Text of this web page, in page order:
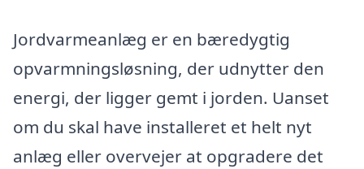
Jordvarmeanlæg er en bæredygtig
opvarmningsløsning, der udnytter den
energi, der ligger gemt i jorden. Uanset
om du skal have installeret et helt nyt
anlæg eller overvejer at opgradere det